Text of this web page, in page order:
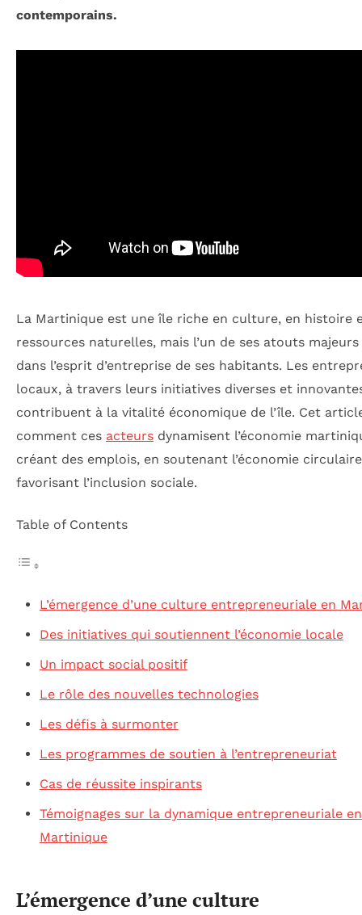
contemporains.
La Martinique est une île riche en culture, en histoire
ressources naturelles, mais l’un de ses atouts
dans l’esprit d’entreprise de ses habitants. Les
locaux, à travers leurs initiatives diverses et
contribuent à la vitalité économique de l’île. Cet
comment ces acteurs dynamisent l’économie
créant des emplois, en soutenant l’économie
favorisant l’inclusion sociale.
Table of Contents
L’émergence d’une culture entrepreneuriale en
Des initiatives qui soutiennent l’économie locale
Un impact social positif
Le rôle des nouvelles technologies
Les défis à surmonter
Les programmes de soutien à l’entrepreneuriat
Cas de réussite inspirants
Témoignages sur la dynamique entrepreneuriale en
Martinique
L’émergence d’une culture